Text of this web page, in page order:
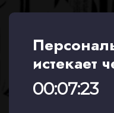
истекает
00:07:22